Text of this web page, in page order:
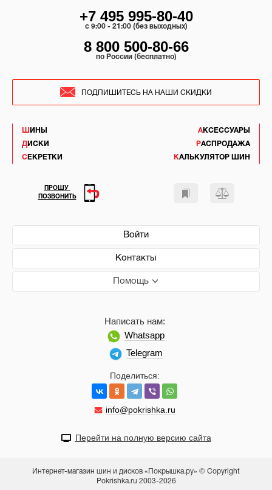
ШИНЫ
ДИСКИ
СЕКРЕТКИ
АКСЕССУАРЫ
РАСПРОДАЖА
КАЛЬКУЛЯТОР ШИН
Войти
Контакты
Помощь
Поделиться:
info@pokrishka.ru
Написать нам:
Whatsapp
Telegram
+7 495 995-80-40
c 9:00 - 21:00 (без выходных)
8 800 500-80-66
по России (бесплатно)
ПОДПИШИТЕСЬ НА НАШИ СКИДКИ
ПРОШУ
ПОЗВОНИТЬ
Перейти на полную версию сайта
Интернет-магазин шин и дисков «Покрышка.ру» © Copyright
Pokrishka.ru 2003-2026